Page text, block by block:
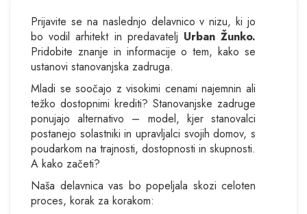
Prijavite se na naslednjo delavnico v nizu, ki jo
bo vodil arhitekt in predavatelj Urban Žunko.
Pridobite znanje in informacije o tem, kako se
ustanovi stanovanjska zadruga.
Mladi se soočajo z visokimi cenami najemnin ali
težko dostopnimi krediti? Stanovanjske zadruge
ponujajo alternativo – model, kjer stanovalci
postanejo solastniki in upravljalci svojih domov, s
poudarkom na trajnosti, dostopnosti in skupnosti.
A kako začeti?
Naša delavnica vas bo popeljala skozi celoten
proces, korak za korakom: